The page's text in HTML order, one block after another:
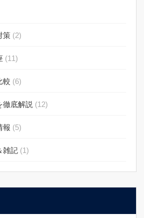
策 (2)
(11)
較 (6)
徹底解説 (12)
報 (5)
雑記 (1)